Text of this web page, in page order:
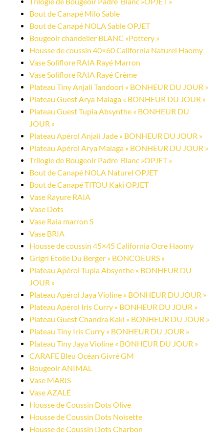
Bout de Canapé Milo Sable
Bout de Canapé NOLA Sable OPJET
Bougeoir chandelier BLANC »Pottery »
Housse de coussin 40×60 California Naturel Haomy
Vase Soliflore RAIA Rayé Marron
Vase Soliflore RAIA Rayé Crème
Plateau Tiny Anjali Tandoori « BONHEUR DU JOUR »
Plateau Guest Arya Malaga « BONHEUR DU JOUR »
Plateau Guest Tupia Absynthe « BONHEUR DU
JOUR »
Plateau Apérol Anjali Jade « BONHEUR DU JOUR »
Plateau Apérol Arya Malaga « BONHEUR DU JOUR »
Trilogie de Bougeoir Padre  Blanc »OPJET »
Bout de Canapé NOLA Naturel OPJET
Bout de Canapé TITOU Kaki OPJET
Vase Rayure RAIA
Vase Dots
Vase Raia marron S
Vase BRIA
Housse de coussin 45×45 California Ocre Haomy
Grigri Etoile Du Berger « BONCOEURS »
Plateau Apérol Tupia Absynthe « BONHEUR DU
JOUR »
Plateau Apérol Jaya Violine « BONHEUR DU JOUR »
Plateau Apérol Iris Curry « BONHEUR DU JOUR »
Plateau Guest Chandra Kaki « BONHEUR DU JOUR »
Plateau Tiny Iris Curry « BONHEUR DU JOUR »
Plateau Tiny Jaya Violine « BONHEUR DU JOUR »
CARAFE Bleu Océan Givré GM
Bougeoir ANIMAL
Vase MARIS
Vase AZALÉ
Housse de Coussin Dots Olive
Housse de Coussin Dots Noisette
Housse de Coussin Dots Charbon